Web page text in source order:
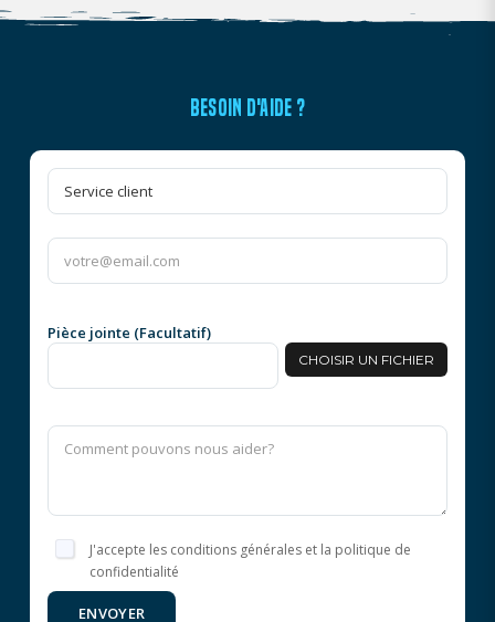
BESOIN D'AIDE ?
Pièce jointe (Facultatif)
CHOISIR UN FICHIER
J'accepte les conditions générales et la politique de
confidentialité
ENVOYER